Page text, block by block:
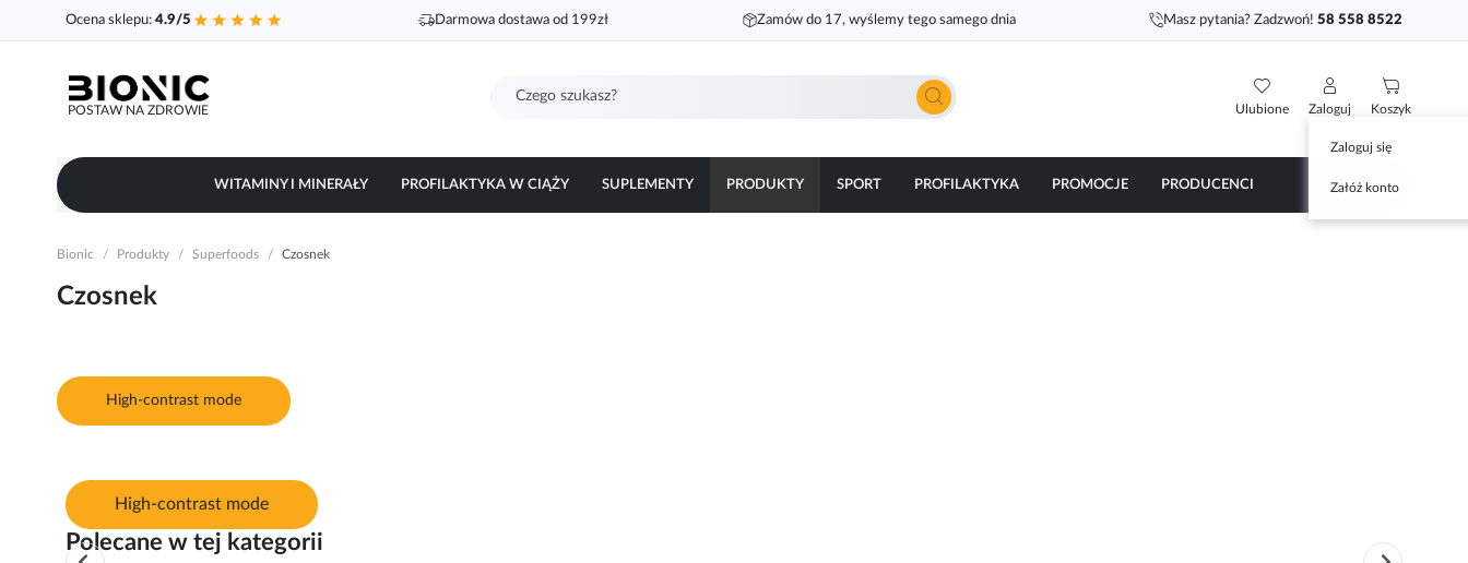
Ocena sklepu: 4.9/5 Darmowa dostawa od 199zł Zamów do 17, wyślemy tego samego dnia Masz pytania? Zadzwoń! 58 558 8522
POSTAW NA ZDROWIE
Szukaj
Ulubione
Zaloguj
Zaloguj się
Załóż konto
Koszyk
WITAMINY I MINERAŁY PROFILAKTYKA W CIĄŻY SUPLEMENTY PRODUKTY SPORT PROFILAKTYKA PROMOCJE PRODUCENCI
Bionic Produkty Superfoods Czosnek
Czosnek
High-contrast mode
High-contrast mode
Polecane w tej kategorii